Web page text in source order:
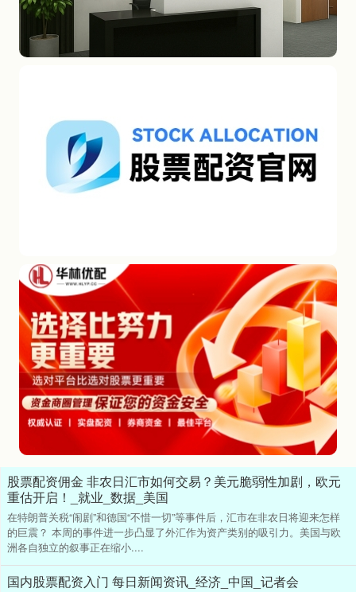
股票配资佣金 非农日汇市如何交易？美元脆弱性加剧，欧元
重估开启！_就业_数据_美国
在特朗普关税“闹剧”和德国“不惜一切”等事件后，汇市在非农日将迎来怎样
的巨震？ 本周的事件进一步凸显了外汇作为资产类别的吸引力。美国与欧
洲各自独立的叙事正在缩小....
国内股票配资入门 每日新闻资讯_经济_中国_记者会